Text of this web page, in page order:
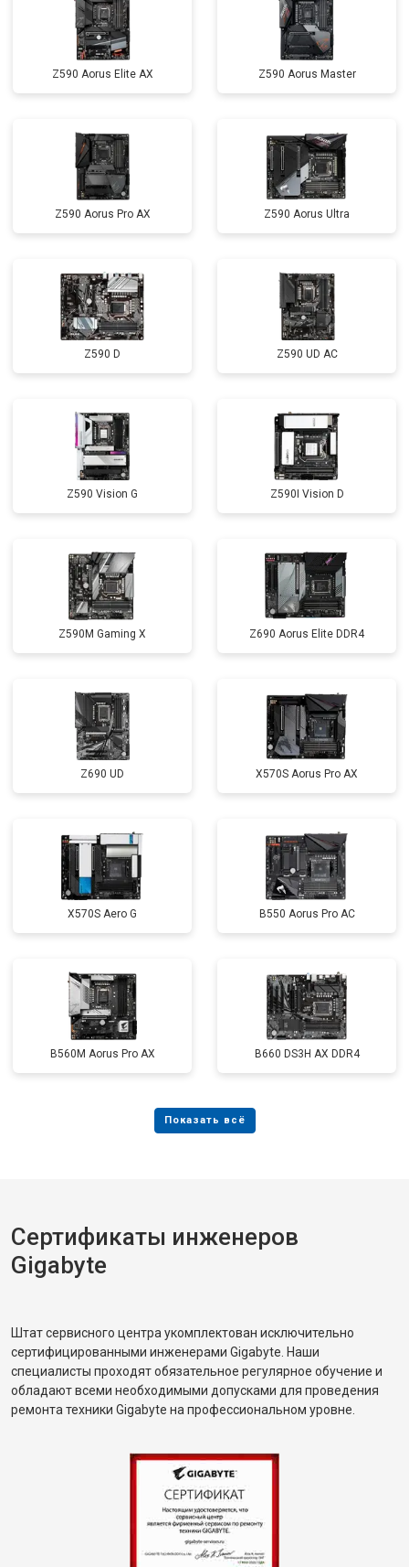
Z590 Aorus Elite AX Z590 Aorus Master
Z590 Aorus Pro AX Z590 Aorus Ultra
Z590 D Z590 UD AC
Z590 Vision G Z590I Vision D
Z590M Gaming X Z690 Aorus Elite DDR4
Z690 UD X570S Aorus Pro AX
X570S Aero G B550 Aorus Pro AC
B560M Aorus Pro AX B660 DS3H AX DDR4
Сертификаты инженеров
Gigabyte
Штат сервисного центра укомплектован исключительно
сертифицированными инженерами Gigabyte. Наши
специалисты проходят обязательное регулярное обучение и
обладают всеми необходимыми допусками для проведения
ремонта техники Gigabyte на профессиональном уровне.